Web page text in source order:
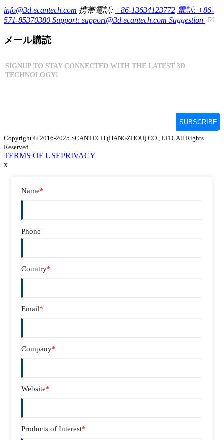
info@3d-scantech.com 携帯電話: +86-13634123772 電話: +86-
571-85370380 Support: support@3d-scantech.com Suggestion
メール購読
Copyright © 2016-2025 SCANTECH (HANGZHOU) CO., LTD. All Rights
Reserved
TERMS OF USEPRIVACY
x
Name*
Phone
Country*
Email*
Company*
Website*
Products of Interest*